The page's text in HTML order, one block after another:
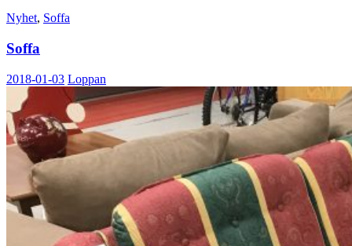
Nyhet, Soffa
Soffa
2018-01-03 Loppan